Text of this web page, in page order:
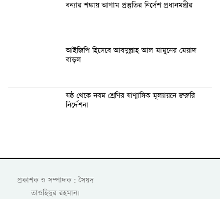
বন্যার শঙ্কায় আগাম প্রস্তুতির নির্দেশ প্রধানমন্ত্রীর
আইজিপি হিসেবে আবদুল্লাহ আল মামুনের মেয়াদ
বাড়ল
ষষ্ঠ থেকে নবম শ্রেণির ষাণ্মাসিক মূল্যায়নে জরুরি
নির্দেশনা
প্রকাশক ও সম্পাদক : সৈয়দ
তাওহিদুর রহমান।